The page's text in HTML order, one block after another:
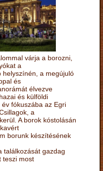
várja a borozni,
a
helyszínén, a megújuló
és
élvezve
és külföldi
fókuszába az Egri
a
A borok kóstolásán
borunk készítésének
találkozását gazdag
teszi most